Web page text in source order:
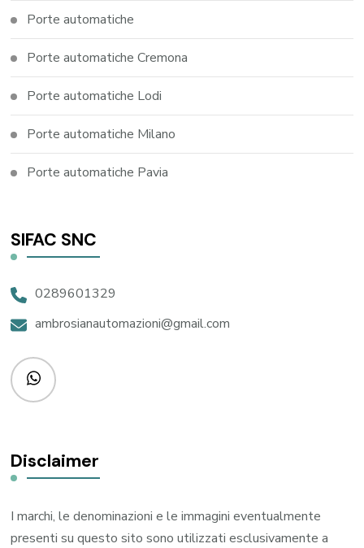
Porte automatiche
Porte automatiche Cremona
Porte automatiche Lodi
Porte automatiche Milano
Porte automatiche Pavia
SIFAC SNC
0289601329
ambrosianautomazioni@gmail.com
Disclaimer
I marchi, le denominazioni e le immagini eventualmente
presenti su questo sito sono utilizzati esclusivamente a